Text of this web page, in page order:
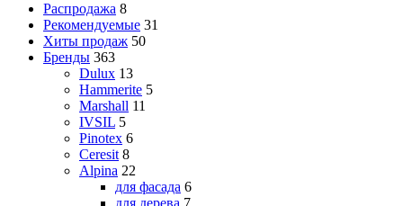
Распродажа 8
Рекомендуемые 31
Хиты продаж 50
Бренды 363
Dulux 13
Hammerite 5
Marshall 11
IVSIL 5
Pinotex 6
Ceresit 8
Alpina 22
для фасада 6